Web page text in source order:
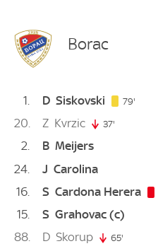
Borac
1 D Siskovski 79'
20 Z Kvrzic 37'
2 B Meijers
24
J Carolina
16
S Cardona Herera
15 S Grahovac (c)
88
D Skorup 65'